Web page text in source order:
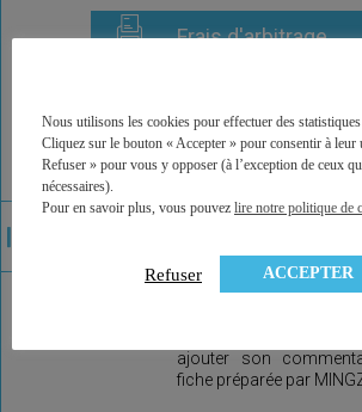
Frais d'arbitrage
Arbitrages offerts
non
ajouter son
fiche préparée par
Nous utilisons les cookies pour effectuer des
Cliquez sur le bouton « Accepter » pour consentir à
Refuser » pour vous y opposer (à l’exception de ceux
nécessaires).
Pour en savoir plus, vous pouvez lire notre politique de
Refuser ACCEPTER